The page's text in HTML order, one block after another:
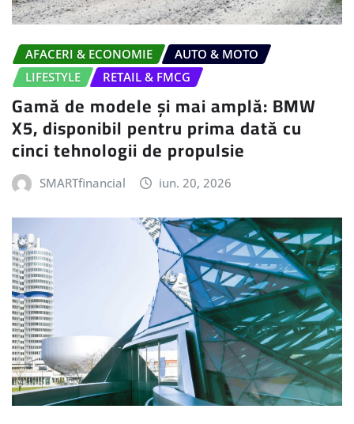
AFACERI & ECONOMIE
AUTO & MOTO
LIFESTYLE
RETAIL & FMCG
Gamă de modele și mai amplă: BMW
X5, disponibil pentru prima dată cu
cinci tehnologii de propulsie
SMARTfinancial iun. 20, 2026